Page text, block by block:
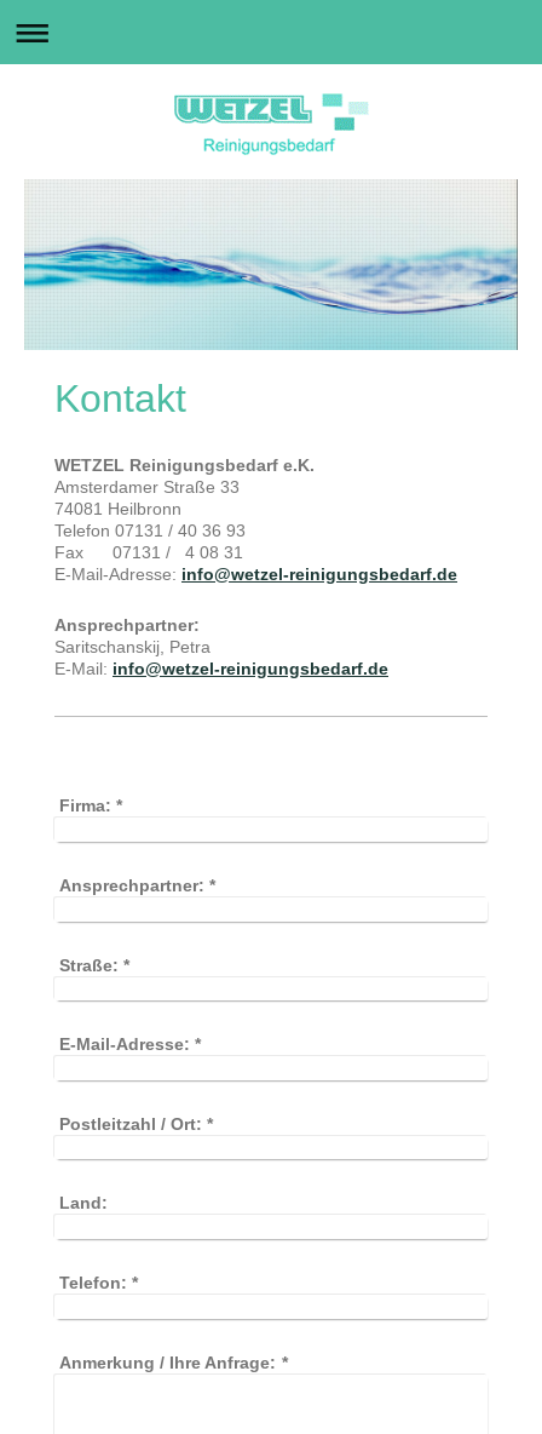
Kontakt
WETZEL Reinigungsbedarf e.K.
Amsterdamer Straße 33
74081 Heilbronn
Telefon 07131 / 40 36 93
Fax
07131 / 4 08 31
E-Mail-Adresse: info@wetzel-reinigungsbedarf.de
Ansprechpartner:
Saritschanskij, Petra
E-Mail: info@wetzel-reinigungsbedarf.de
Firma: *
Ansprechpartner: *
Straße: *
E-Mail-Adresse: *
Postleitzahl / Ort: *
Land:
Telefon: *
Anmerkung / Ihre Anfrage: *